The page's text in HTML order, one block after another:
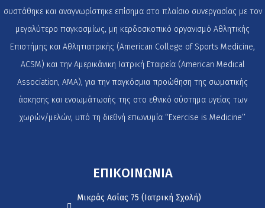
συστάθηκε και αναγνωρίστηκε επίσημα στο πλαίσιο συνεργασίας με τον
μεγαλύτερο παγκοσμίως, μη κερδοσκοπικό οργανισμό Αθλητικής
Επιστήμης και Αθλητιατρικής (American College of Sports Medicine,
ACSM) και την Αμερικάνικη Ιατρική Εταιρεία (American Medical
Association, AMA), για την παγκόσμια προώθηση της σωματικής
άσκησης και ενσωμάτωσής της στο εθνικό σύστημα υγείας των
χωρών/μελών, υπό τη διεθνή επωνυμία ‘‘Exercise is Medicine’’
ΕΠΙΚΟΙΝΩΝΙΑ
Μικράς Ασίας 75 (Ιατρική Σχολή)